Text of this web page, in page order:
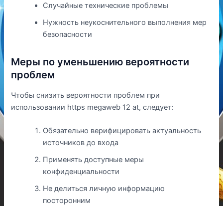
Случайные технические проблемы
Нужность неукоснительного выполнения мер
безопасности
Меры по уменьшению вероятности
проблем
Чтобы снизить вероятности проблем при
использовании https megaweb 12 at, следует:
Обязательно верифицировать актуальность
источников до входа
Применять доступные меры
конфиденциальности
Не делиться личную информацию
посторонним